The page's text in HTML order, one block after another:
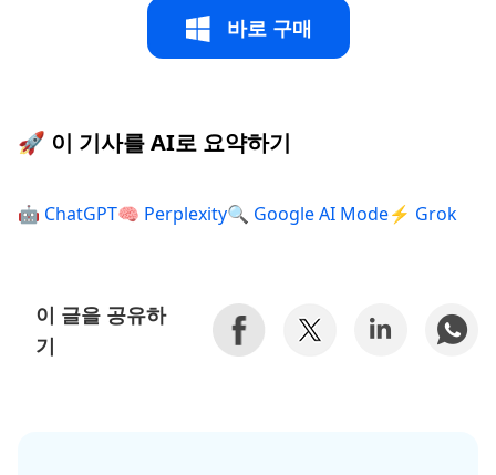
바로 구매
🚀 이 기사를 AI로 요약하기
🤖 ChatGPT🧠 Perplexity🔍 Google AI Mode⚡ Grok
이 글을 공유하
기